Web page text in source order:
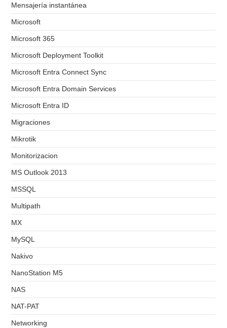
Mensajería instantánea
Microsoft
Microsoft 365
Microsoft Deployment Toolkit
Microsoft Entra Connect Sync
Microsoft Entra Domain Services
Microsoft Entra ID
Migraciones
Mikrotik
Monitorizacion
MS Outlook 2013
MSSQL
Multipath
MX
MySQL
Nakivo
NanoStation M5
NAS
NAT-PAT
Networking